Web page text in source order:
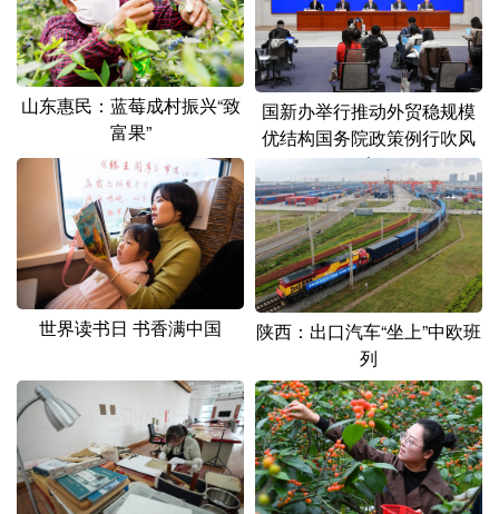
山东惠民：蓝莓成村振兴“致
富果”
国新办举行推动外贸稳规模
优结构国务院政策例行吹风
会
世界读书日 书香满中国
陕西：出口汽车“坐上”中欧班
列